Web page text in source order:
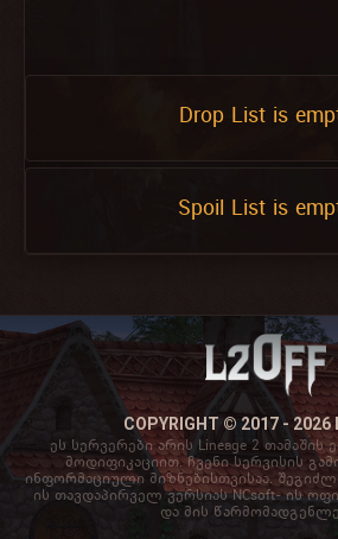
Drop List is
Spoil List is
COPYRIGHT © 2017 - 2026
ეს სერვერები არის Lineage 2 თამაშის
მოდიფიკაციით. ჩვენი სერვისის
ინფორმაციული მიზნებისთვისაა.
ის თავდაპირველ ვერსიას NCsoft- ის
და მის